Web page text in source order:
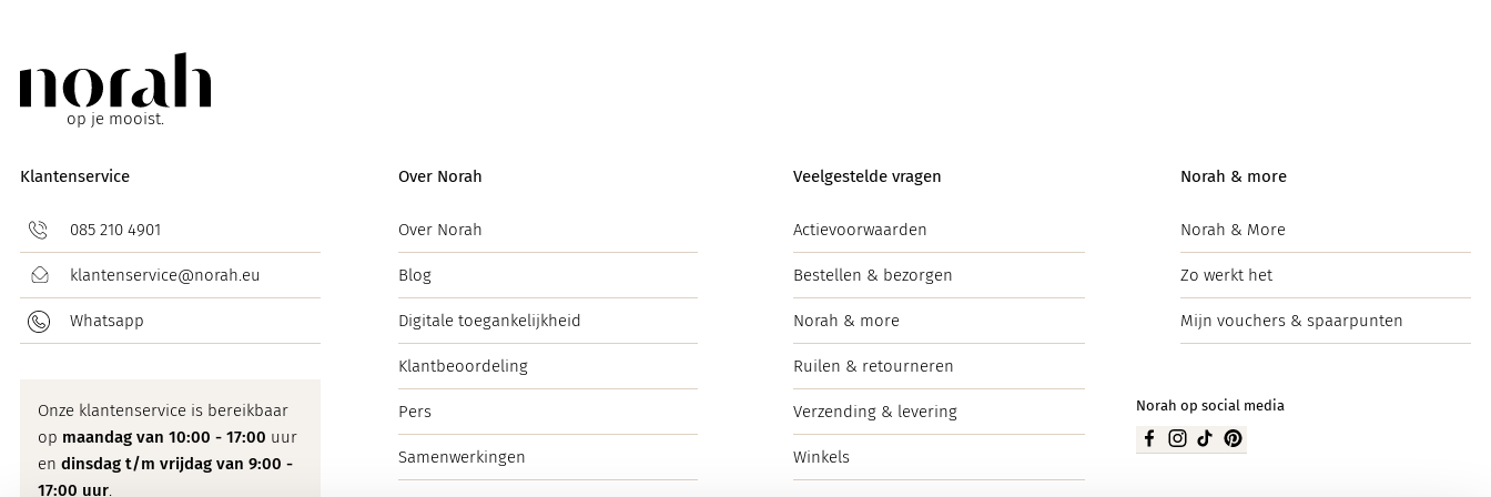
op je mooist.
Klantenservice
085 210 4901
klantenservice@norah.eu
Whatsapp
Onze klantenservice is bereikbaar
op maandag van 10:00 - 17:00 uur
en dinsdag t/m vrijdag van 9:00 -
17:00 uur.
Over Norah
Over Norah
Blog
Digitale toegankelijkheid
Klantbeoordeling
Pers
Samenwerkingen
Veelgestelde vragen
Actievoorwaarden
Bestellen & bezorgen
Norah & more
Ruilen & retourneren
Verzending & levering
Winkels
Norah & more
Norah & More
Zo werkt het
Mijn vouchers & spaarpunten
Norah op social media